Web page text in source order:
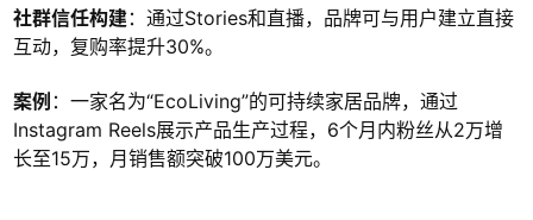
社群信任构建：通过Stories和直播，品牌可与用户建立直接
互动，复购率提升30%。
案例 ：一家名为“EcoLiving”的可持续家居品牌，通过
Instagram Reels展示产品生产过程，6个月内粉丝从2万增
长至15万，月销售额突破100万美元。